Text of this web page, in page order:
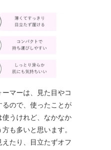
マーは、見た目やコ
ので、使ったことが
うけれど、なかなか
も多いと思います。
たり、目立たずオフ